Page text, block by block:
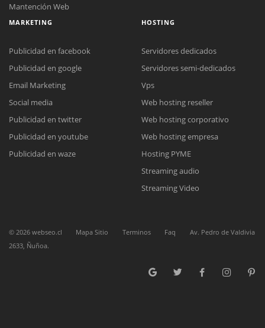
Reunión online
Nuestros ejecutivos le enviarán un correo electrónico con el enlace a
Meet para la reunión online.
Cotización
Complete el formulario y nos contactaremos a la brevedad.
Chat Online
para enviarnos un correo electrónico con sus datos personales.
Mantención Web
MARKETING
Publicidad en facebook
Publicidad en google
Email Marketing
Social media
Publicidad en twitter
Publicidad en youtube
Publicidad en waze
HOSTING
Servidores dedicados
Servidores semi-dedicados
Vps
Web hosting reseller
Web hosting corporativo
Web hosting empresa
Hosting PYME
Streaming audio
Streaming Video
© 2026 webseo.cl Mapa Sitio Terminos Faq
Av. Pedro de Valdivia
2633, Ñuñoa.